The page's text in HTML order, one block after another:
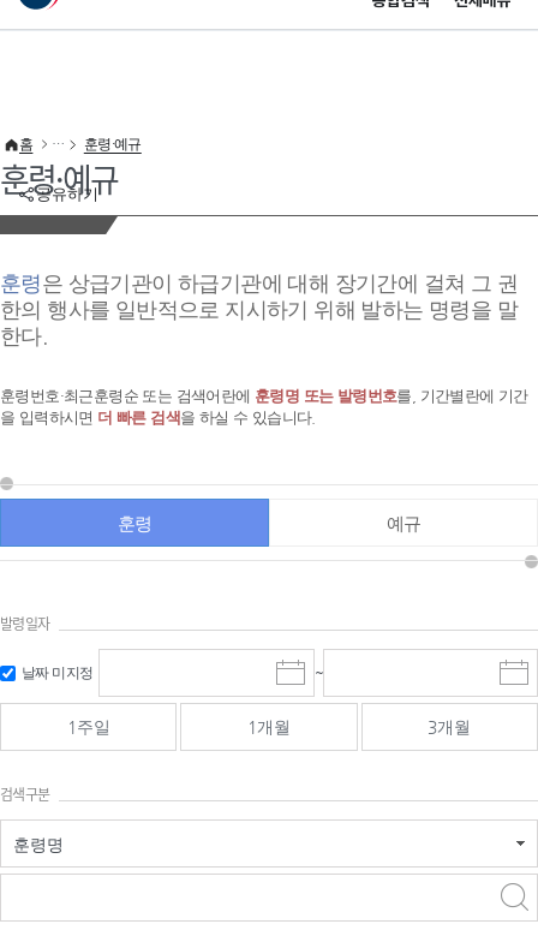
이 누리집은 대한민국 공식 전자정부 누리집입니다.
공유하기
홈 훈령·예규
훈령·예규
훈령은 상급기관이 하급기관에 대해 장기간에 걸쳐 그 권
한의 행사를 일반적으로 지시하기 위해 발하는 명령을 말
한다.
훈령번호·최근훈령순 또는 검색어란에 훈령명 또는 발령번호를, 기간별란에 기간
을 입력하시면 더 빠른 검색 을 하실 수 있습니다.
훈령 예규
발령일자
날짜 미지정
시
작
일
선
~
마
감
선
1주일 1개월 3개월
검색구분
훈령명